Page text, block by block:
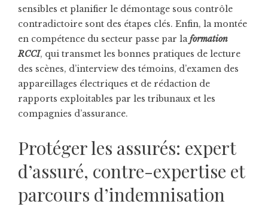
sensibles et planifier le démontage sous contrôle
contradictoire sont des étapes clés. Enfin, la montée
en compétence du secteur passe par laformation
RCCI, qui transmet les bonnes pratiques de lecture
des scènes, d’interview des témoins, d’examen des
appareillages électriques et de rédaction de
rapports exploitables par les tribunaux et les
compagnies d’assurance.
Protéger les assurés: expert
d’assuré, contre-expertise et
parcours d’indemnisation